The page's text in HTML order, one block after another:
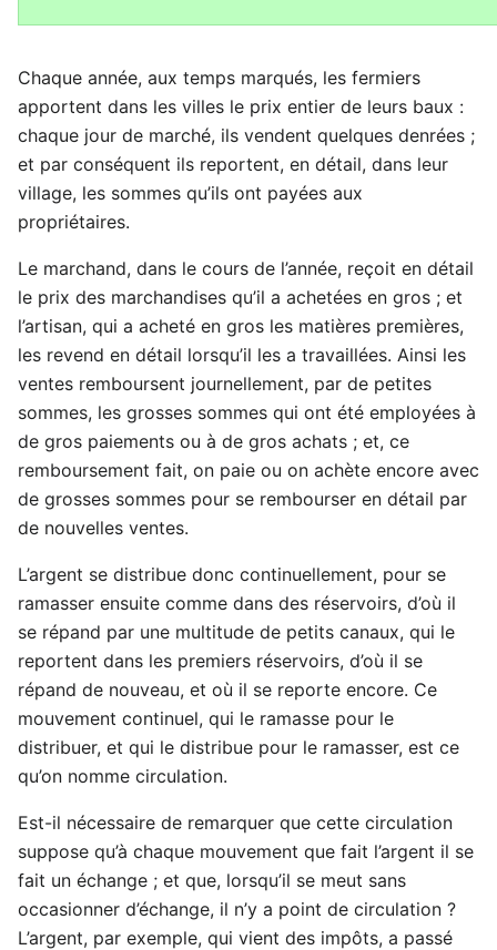
Chaque année, aux temps marqués, les fermiers
apportent dans les villes le prix entier de leurs baux :
chaque jour de marché, ils vendent quelques denrées ;
et par conséquent ils reportent, en détail, dans leur
village, les sommes qu’ils ont payées aux
propriétaires.
Le marchand, dans le cours de l’année, reçoit en détail
le prix des marchandises qu’il a achetées en gros ; et
l’artisan, qui a acheté en gros les matières premières,
les revend en détail lorsqu’il les a travaillées. Ainsi les
ventes remboursent journellement, par de petites
sommes, les grosses sommes qui ont été employées à
de gros paiements ou à de gros achats ; et, ce
remboursement fait, on paie ou on achète encore avec
de grosses sommes pour se rembourser en détail par
de nouvelles ventes.
L’argent se distribue donc continuellement, pour se
ramasser ensuite comme dans des réservoirs, d’où il
se répand par une multitude de petits canaux, qui le
reportent dans les premiers réservoirs, d’où il se
répand de nouveau, et où il se reporte encore. Ce
mouvement continuel, qui le ramasse pour le
distribuer, et qui le distribue pour le ramasser, est ce
qu’on nomme circulation.
Est-il nécessaire de remarquer que cette circulation
suppose qu’à chaque mouvement que fait l’argent il se
fait un échange ; et que, lorsqu’il se meut sans
occasionner d’échange, il n’y a point de circulation ?
L’argent, par exemple, qui vient des impôts, a passé